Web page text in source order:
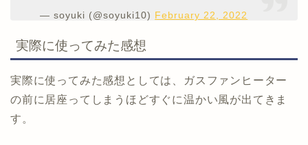
— soyuki (@soyuki10) February 22, 2022
実際に使ってみた感想
実際に使ってみた感想としては、ガスファンヒーター
の前に居座ってしまうほどすぐに温かい風が出てきま
す。